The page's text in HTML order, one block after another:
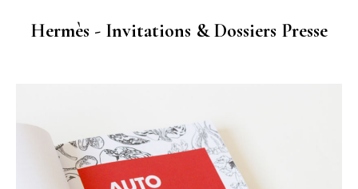
Hermès - Invitations & Dossiers Presse